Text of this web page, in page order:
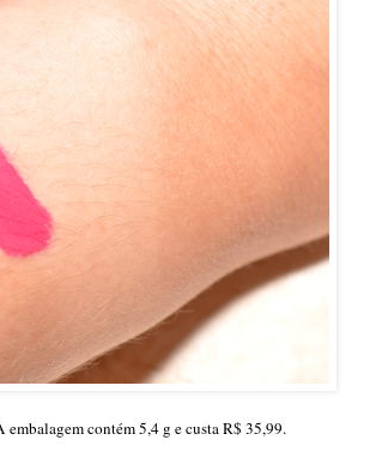
contém 5,4 g e custa R$ 35,99.